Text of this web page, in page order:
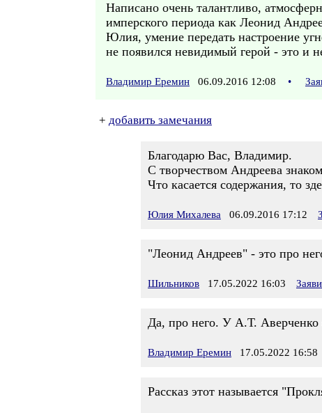
Написано очень талантливо,
имперского периода как Леонид
Юлия, умение передать настроение
не появился невидимый герой - это и
Владимир Еремин 06.09.2016 12:08 •
+ добавить замечания
Благодарю Вас, Владимир.
С творчеством Андреева
Что касается содержания, то
Юлия Михалева 06.09.2016 17:12
"Леонид Андреев" - это про
Шильников 17.05.2022 16:03
Да, про него. У А.Т. Аверченко
Владимир Еремин 17.05.2022 16:58
Рассказ этот называется